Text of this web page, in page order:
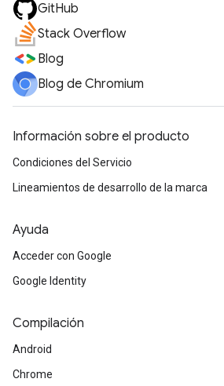
GitHub
Stack Overflow
Blog
Blog de Chromium
Información sobre el producto
Condiciones del Servicio
Lineamientos de desarrollo de la marca
Ayuda
Acceder con Google
Google Identity
Compilación
Android
Chrome